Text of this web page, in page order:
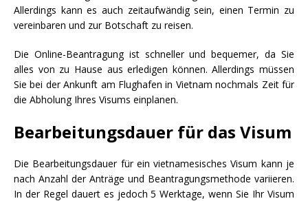
Allerdings kann es auch zeitaufwändig sein, einen Termin zu
vereinbaren und zur Botschaft zu reisen.
Die Online-Beantragung ist schneller und bequemer, da Sie
alles von zu Hause aus erledigen können. Allerdings müssen
Sie bei der Ankunft am Flughafen in Vietnam nochmals Zeit für
die Abholung Ihres Visums einplanen.
Bearbeitungsdauer für das Visum
Die Bearbeitungsdauer für ein vietnamesisches Visum kann je
nach Anzahl der Anträge und Beantragungsmethode variieren.
In der Regel dauert es jedoch 5 Werktage, wenn Sie Ihr Visum